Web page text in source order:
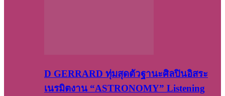
D GERRARD ทุ่มสุดตัวฐานะศิลปินอิสระ
เนรมิตงาน “ASTRONOMY” Listening